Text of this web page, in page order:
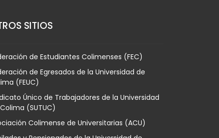
SITIOS
de Estudiantes Colimenses (FEC)
de Egresados de la Universidad de
(FEUC)
Único de Trabajadores de la Universidad
(SUTUC)
Colimense de Universitarias (ACU)